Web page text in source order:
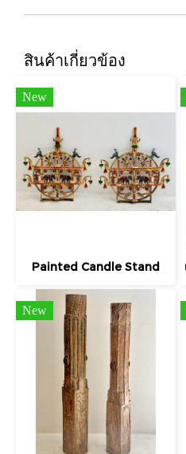
สินค้าเกี่ยวข้อง
New
Painted Candle Stand
New